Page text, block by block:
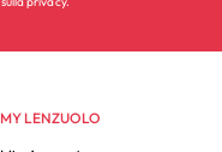
MY LENZUOLO